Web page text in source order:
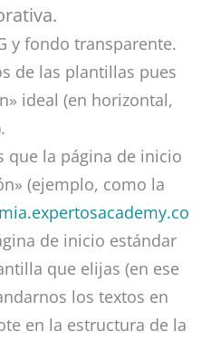
y fondo transparente.
de las plantillas pues
ideal (en horizontal,
que la página de inicio
(ejemplo, como la
de inicio estándar
que elijas (en ese
los textos en
en la estructura de la